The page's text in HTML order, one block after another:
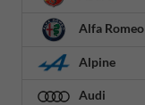
Alfa Romeo
Alpine
Audi